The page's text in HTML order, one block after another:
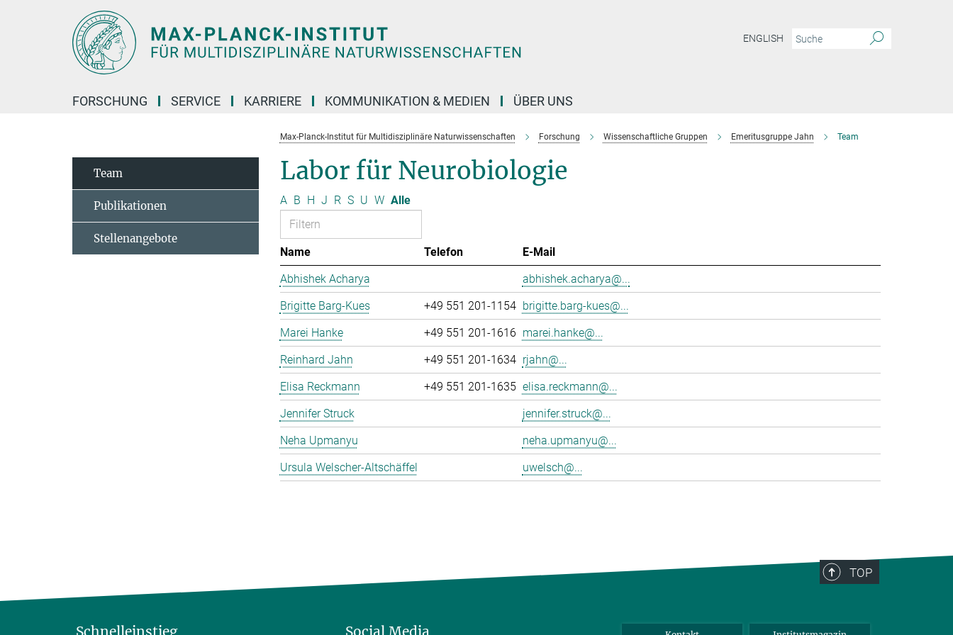
ENGLISH
FORSCHUNG SERVICE KARRIERE KOMMUNIKATION & MEDIEN ÜBER UNS
Max-Planck-Institut für Multidisziplinäre Naturwissenschaften Forschung Wissenschaftliche Gruppen Emeritusgruppe Jahn Team
Labor für Neurobiologie
A B H J R S U W Alle
Name Telefon
E-Mail
Abhishek Acharya
abhishek.acharya@...
Brigitte Barg-Kues
+49 551 201-1154 brigitte.barg-kues@...
Marei Hanke
+49 551 201-1616 marei.hanke@...
Reinhard Jahn
+49 551 201-1634 rjahn@...
Elisa Reckmann
+49 551 201-1635 elisa.reckmann@...
Jennifer Struck
jennifer.struck@...
Neha Upmanyu
neha.upmanyu@...
Ursula Welscher-Altschäffel
uwelsch@...
Team
Publikationen
Stellenangebote
TOP
Schnelleinstieg Social Media